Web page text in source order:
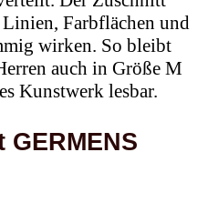
Farbflächen und
wirken. So bleibt
auch in Größe M
Kunstwerk lesbar.